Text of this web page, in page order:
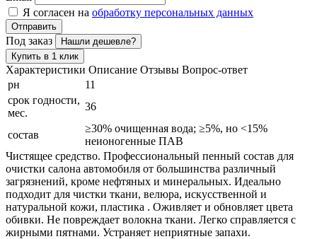
Я согласен на обработку персональных данных
Отправить
Под заказ
Нашли дешевле?
Купить в 1 клик
Характеристики Описание Отзывы Вопрос-ответ
рн
11
срок годности,
мес.
36
состав
≥30% очищенная вода; ≥5%, но <15%
неионогенные ПАВ
Чистящее средство. Профессиональный пенный состав для
очистки салона автомобиля от большинства различный
загрязнений, кроме нефтяных и минеральных. Идеально
подходит для чистки ткани, велюра, искусственной и
натуральной кожи, пластика . Оживляет и обновляет цвета
обивки. Не повреждает волокна ткани. Легко справляется с
жирными пятнами. Устраняет неприятные запахи.